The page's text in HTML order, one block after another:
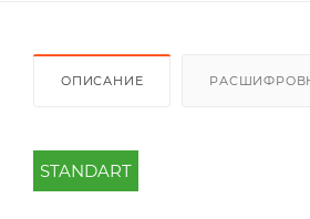
ОПИСАНИЕ
STANDART